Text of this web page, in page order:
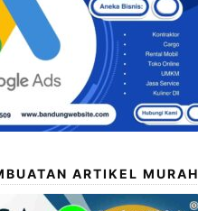
ARTIKEL MURAH